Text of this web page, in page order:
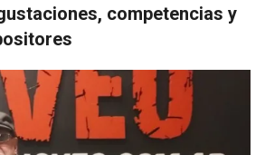
competencias y